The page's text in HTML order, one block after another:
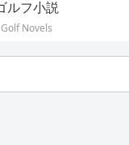
ルフ小説
Golf Novels